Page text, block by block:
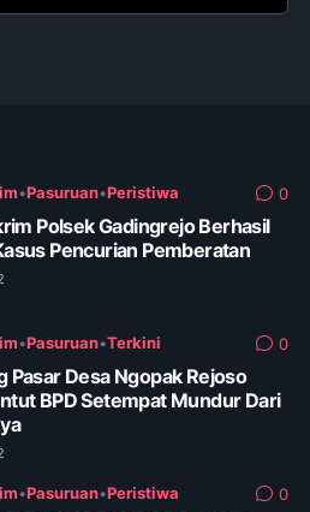
•Pasuruan•Peristiwa 0
Polsek Gadingrejo Berhasil
Pencurian Pemberatan
•Pasuruan•Terkini 0
Pasar Desa Ngopak Rejoso
BPD Setempat Mundur Dari
•Pasuruan•Peristiwa 0